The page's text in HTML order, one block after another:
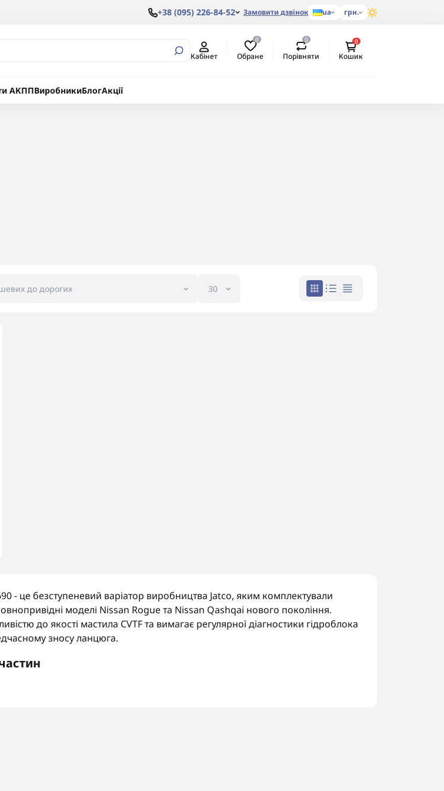
+38 (095) 226-84-52 Замовити дзвінок ua грн.
Кабінет
0
Обране
0
Порівняти
0
Кошик
АКППВиробникиБлогАкції
- це безступеневий варіатор виробництва Jatco, яким комплектували
моделі Nissan Rogue та Nissan Qashqai нового покоління.
до якості мастила CVTF та вимагає регулярної діагностики гідроблока
зносу ланцюга.